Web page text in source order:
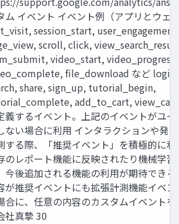
ム イベント イベント例（アプリとウェ
session_start, user_engagement
scroll, click,
video_start, video_progress,
file_download など
share, sign_up, tutorial_begin,
add_to_cart, view_cart
義するイベント。上記のイベントがユ
ない場合に利用 インタラクションや発
する際、「推奨イベント」を積極的に
のレポート機能に反映されたり機械学
今後追加される機能の利用が期待でき
が推奨イベントにも拡張計測機能イベ
合に、任意の内容のカスタムイベント
社真摯 30